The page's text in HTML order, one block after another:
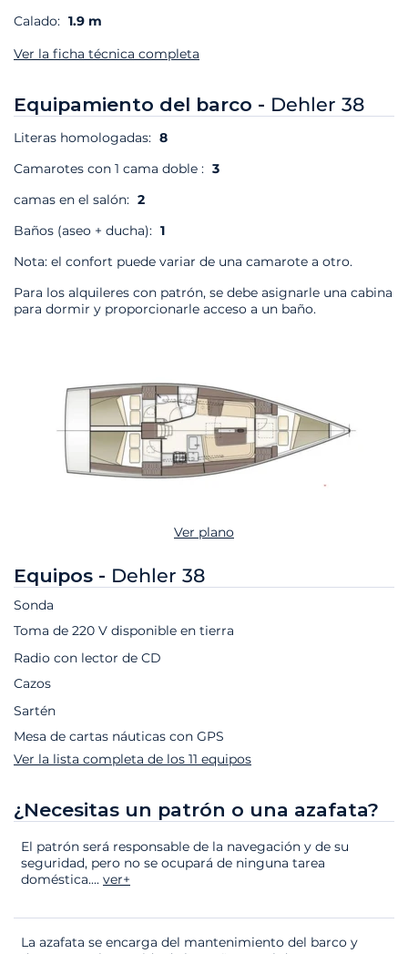
Calado: 1.9 m
Ver la ficha técnica completa
Equipamiento del barco - Dehler 38
Literas homologadas: 8
Camarotes con 1 cama doble : 3
camas en el salón: 2
Baños (aseo + ducha): 1
Nota: el confort puede variar de una camarote a otro.
Para los alquileres con patrón, se debe asignarle una cabina
para dormir y proporcionarle acceso a un baño.
Ver plano
Equipos - Dehler 38
Sonda
Toma de 220 V disponible en tierra
Radio con lector de CD
Cazos
Sartén
Mesa de cartas náuticas con GPS
Ver la lista completa de los 11 equipos
¿Necesitas un patrón o una azafata?
El patrón será responsable de la navegación y de su
seguridad, pero no se ocupará de ninguna tarea
doméstica.... ver+
La azafata se encarga del mantenimiento del barco y